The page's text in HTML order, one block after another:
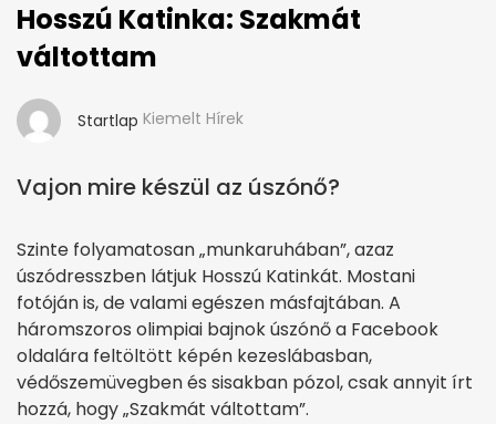
Hosszú Katinka: Szakmát
váltottam
Startlap Kiemelt Hírek
Vajon mire készül az úszónő?
Szinte folyamatosan „munkaruhában”, azaz
úszódresszben látjuk Hosszú Katinkát. Mostani
fotóján is, de valami egészen másfajtában. A
háromszoros olimpiai bajnok úszónő a Facebook
oldalára feltöltött képén kezeslábasban,
védőszemüvegben és sisakban pózol, csak annyit írt
hozzá, hogy „Szakmát váltottam”.